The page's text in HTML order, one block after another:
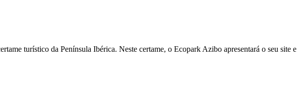
turístico da Península Ibérica. Neste certame, o Ecopark Azibo apresentará o seu site e